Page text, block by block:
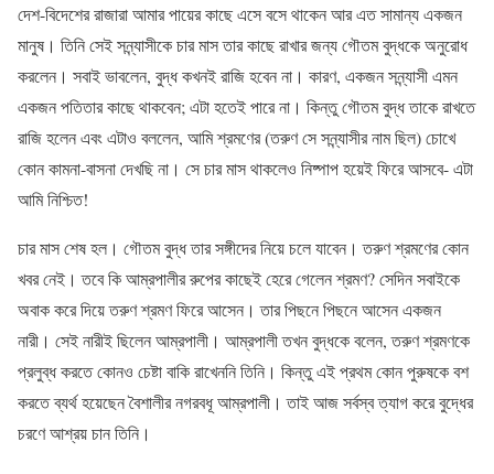
দেশ-বিদেশের রাজারা আমার পায়ের কাছে এসে বসে থাকেন আর এত সামান্য একজন
মানুষ। তিনি সেই সন্ন্যাসীকে চার মাস তার কাছে রাখার জন্য গৌতম বুদ্ধকে অনুরোধ
করলেন। সবাই ভাবলেন, বুদ্ধ কখনই রাজি হবেন না। কারণ, একজন সন্ন্যাসী এমন
একজন পতিতার কাছে থাকবেন; এটা হতেই পারে না। কিন্তু গৌতম বুদ্ধ তাকে রাখতে
রাজি হলেন এবং এটাও বললেন, আমি শ্রমণের (তরুণ সে সন্ন্যাসীর নাম ছিল) চোখে
কোন কামনা-বাসনা দেখছি না। সে চার মাস থাকলেও নিষ্পাপ হয়েই ফিরে আসবে- এটা
আমি নিশ্চিত!
চার মাস শেষ হল। গৌতম বুদ্ধ তার সঙ্গীদের নিয়ে চলে যাবেন। তরুণ শ্রমণের কোন
খবর নেই। তবে কি আম্রপালীর রুপের কাছেই হেরে গেলেন শ্রমণ? সেদিন সবাইকে
অবাক করে দিয়ে তরুণ শ্রমণ ফিরে আসেন। তার পিছনে পিছনে আসেন একজন
নারী। সেই নারীই ছিলেন আম্রপালী। আম্রপালী তখন বুদ্ধকে বলেন, তরুণ শ্রমণকে
প্রলুব্ধ করতে কোনও চেষ্টা বাকি রাখেননি তিনি। কিন্তু এই প্রথম কোন পুরুষকে বশ
করতে ব্যর্থ হয়েছেন বৈশালীর নগরবধূ আম্রপালী। তাই আজ সর্বস্ব ত্যাগ করে বুদ্ধের
চরণে আশ্রয় চান তিনি।